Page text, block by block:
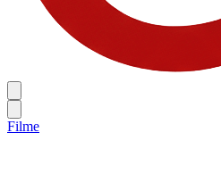
Filme